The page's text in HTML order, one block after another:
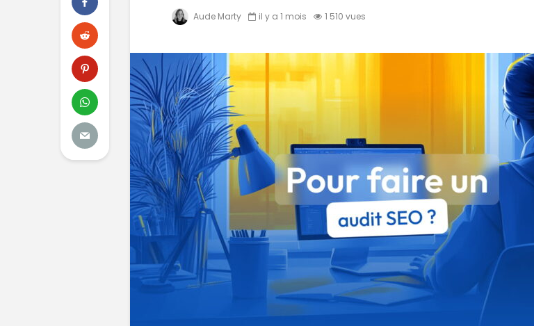
Aude Marty il y a 1 mois 1 510 vues